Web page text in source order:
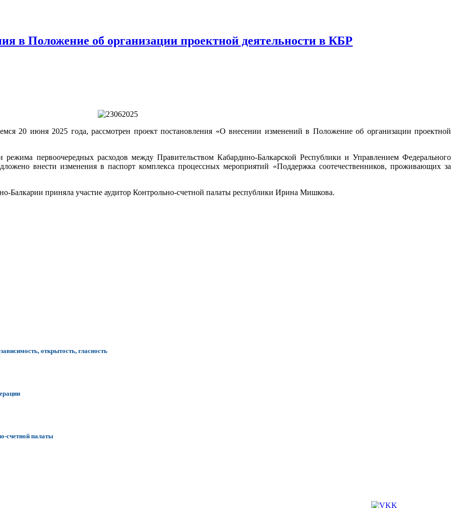
в Положение об организации проектной деятельности в КБР
20 июня 2025 года, рассмотрен проект постановления «О внесении изменений в Положение об организации проектной
первоочередных расходов между Правительством Кабардино-Балкарской Республики и Управлением Федерального
внести изменения в паспорт комплекса процессных мероприятий «Поддержка соотечественников, проживающих за
Балкарии приняла участие аудитор Контрольно-счетной палаты республики Ирина Мишкова.
открытость, гласность
счетной палаты